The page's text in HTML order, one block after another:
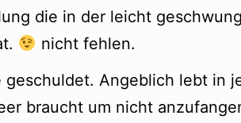
die in der leicht
nicht fehlen.
Angeblich lebt in
braucht um nicht